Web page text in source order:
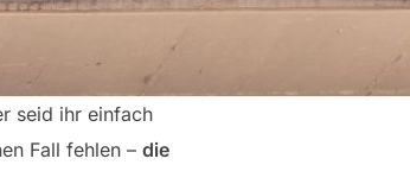
seid ihr einfach
Fall fehlen – die